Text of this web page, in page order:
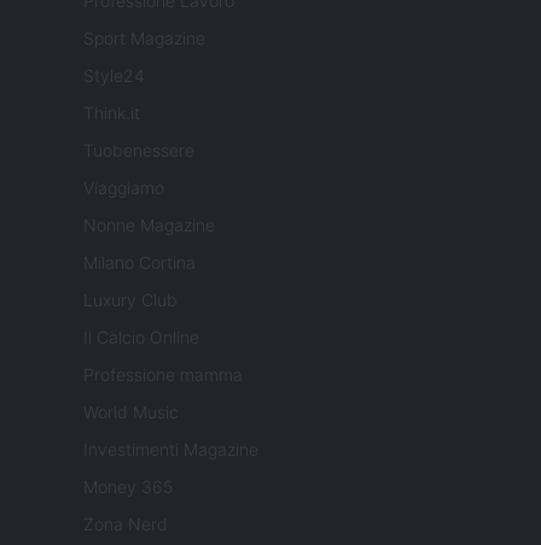
Sport Magazine
Style24
Think.it
Tuobenessere
Viaggiamo
Nonne Magazine
Milano Cortina
Luxury Club
Il Calcio Online
Professione mamma
World Music
Investimenti Magazine
Money 365
Zona Nerd